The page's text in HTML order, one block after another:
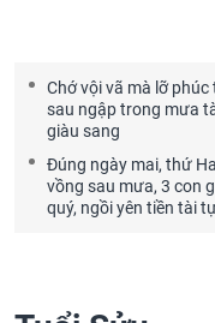
Chớ vội vã mà lỡ
sau ngập trong mưa
giàu sang
Đúng ngày mai, thứ
vồng sau mưa, 3 con
quý, ngồi yên tiền tài